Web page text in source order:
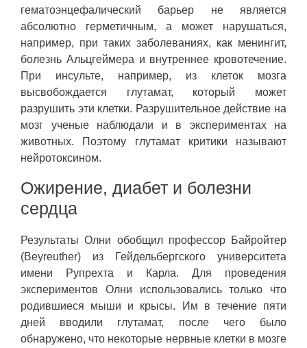
гематоэнцефалический барьер не является
абсолютно герметичным, а может нарушаться,
например, при таких заболеваниях, как менингит,
болезнь Альцгеймера и внутреннее кровотечение.
При инсульте, например, из клеток мозга
высвобождается глутамат, который может
разрушить эти клетки. Разрушительное действие на
мозг ученые наблюдали и в экспериментах на
животных. Поэтому глутамат критики называют
нейротоксином.
Ожирение, диабет и болезни
сердца
Результаты Олни обобщил профессор Байройтер
(Beyreuther) из Гейдельбергского университета
имени Рупрехта и Карла. Для проведения
экспериментов Олни использовались только что
родившиеся мыши и крысы. Им в течение пяти
дней вводили глутамат, после чего было
обнаружено, что некоторые нервные клетки в мозге